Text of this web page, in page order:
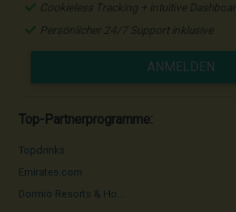
Cookieless Tracking + intuitive
Persönlicher 24/7 Support inklusive
ANMELDEN
Top-Partnerprogramme:
Topdrinks
Emirates.com
Dormio Resorts & Ho...